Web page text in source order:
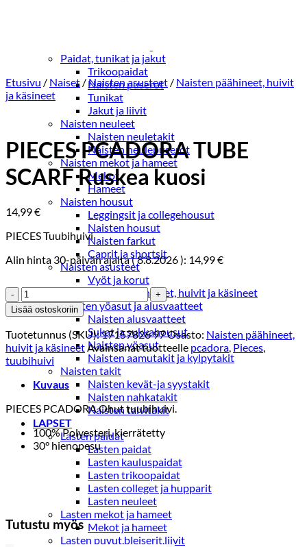
Paidat, tunikat ja jakut
Trikoopaidat
Naisten puserot
Tunikat
Jakut ja liivit
Naisten neuleet
Naisten neuletakit
Naisten neulepuserot
Naisten mekot ja hameet
Mekot
Hameet
Naisten housut
Leggingsit ja collegehousut
Naisten housut
Naisten farkut
Caprit ja shortsit
Naisten asusteet
Vyöt ja korut
Naisten päähineet, huivit ja käsineet
Naisten yöasut ja alusvaatteet
Naisten alusvaatteet
Sukat ja sukkahousut
Naisten yöasut
Naisten aamutakit ja kylpytakit
Naisten takit
Naisten kevät-ja syystakit
Naisten nahkatakit
Naisten talvitakit
LAPSET
Lasten paidat
Lasten paidat
Lasten kauluspaidat
Lasten trikoopaidat
Lasten colleget ja hupparit
Lasten neuleet
Lasten mekot ja hameet
Mekot ja hameet
Lasten puvut,bleiserit,liivit
Etusivu / Naiset /Naisten asusteet / Naisten päähineet, huivit
ja käsineet
PIECES PCADORA TUBE
SCARF Ruskea kuosi
14,99€
PIECES Tuubihuivi
Alin hinta 30-päivän ajalta (8.8.2026): 14,99€
PIECES
PCADORA
TUBE
SCARF
Ruskea
kuosi
määrä
Lisää ostoskoriin
Tuotetunnus (SKU):17157826 97Osasto: Naisten päähineet,
huivit ja käsineetAvainsanat tuotteelle pcadora, Pieces,
tuubihuivi
Kuvaus
PIECES PCADORA Ohut tuubihuivi.
100% Polyesteri, kierrätetty
30° hienopesu
Tutustu myös